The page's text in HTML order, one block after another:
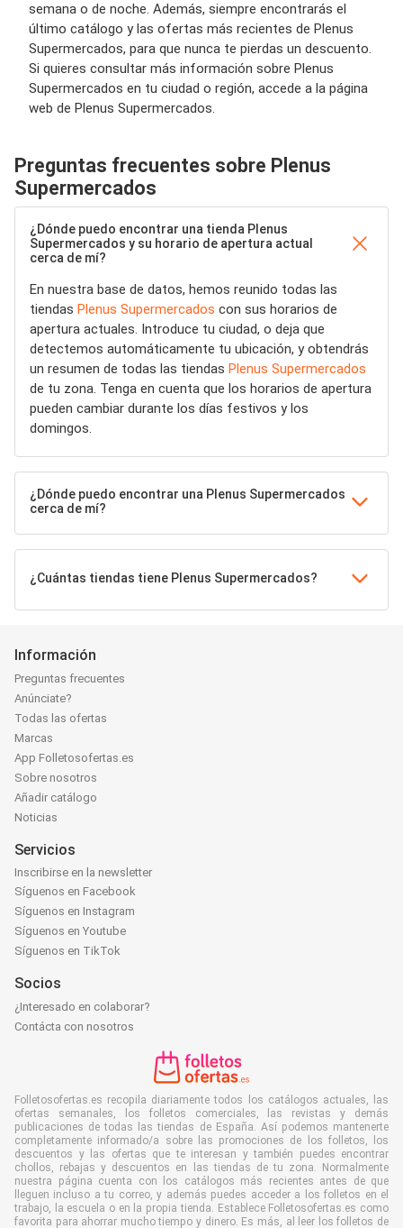
semana o de noche. Además, siempre encontrarás el
último catálogo y las ofertas más recientes de Plenus
Supermercados, para que nunca te pierdas un descuento.
Si quieres consultar más información sobre Plenus
Supermercados en tu ciudad o región, accede a la página
web de Plenus Supermercados.
Preguntas frecuentes sobre Plenus
Supermercados
¿Dónde puedo encontrar una tienda Plenus
Supermercados y su horario de apertura actual
cerca de mí?
En nuestra base de datos, hemos reunido todas las
tiendas Plenus Supermercados con sus horarios de
apertura actuales. Introduce tu ciudad, o deja que
detectemos automáticamente tu ubicación, y obtendrás
un resumen de todas las tiendas Plenus Supermercados
de tu zona. Tenga en cuenta que los horarios de apertura
pueden cambiar durante los días festivos y los
domingos.
¿Dónde puedo encontrar una Plenus Supermercados
cerca de mí?
¿Cuántas tiendas tiene Plenus Supermercados?
Información
Preguntas frecuentes
Anúnciate?
Todas las ofertas
Marcas
App Folletosofertas.es
Sobre nosotros
Añadir catálogo
Noticias
Servicios
Inscribirse en la newsletter
Síguenos en Facebook
Síguenos en Instagram
Síguenos en Youtube
Síguenos en TikTok
Socios
¿Interesado en colaborar?
Contácta con nosotros
Folletosofertas.es recopila diariamente todos los catálogos actuales, las
ofertas semanales, los folletos comerciales, las revistas y demás
publicaciones de todas las tiendas de España. Así podemos mantenerte
completamente informado/a sobre las promociones de los folletos, los
descuentos y las ofertas que te interesan y también puedes encontrar
chollos, rebajas y descuentos en las tiendas de tu zona. Normalmente
nuestra página cuenta con los catálogos más recientes antes de que
lleguen incluso a tu correo, y además puedes acceder a los folletos en el
trabajo, la escuela o en la propia tienda. Establece Folletosofertas.es como
favorita para ahorrar mucho tiempo y dinero. Es más, al leer los folletos de